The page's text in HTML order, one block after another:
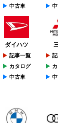
中古車
ダイハツ
記事一覧
カタログ
中古車